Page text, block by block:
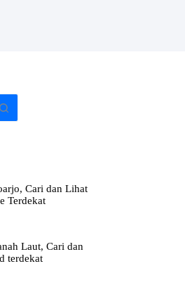
Cari dan Lihat
Terdekat
Laut, Cari dan
terdekat